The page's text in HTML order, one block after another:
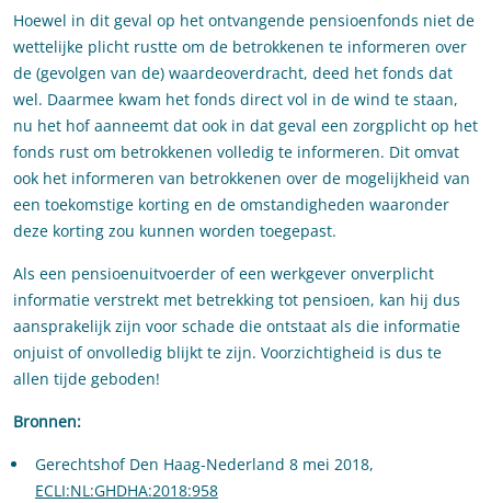
Hoewel in dit geval op het ontvangende pensioenfonds niet de
wettelijke plicht rustte om de betrokkenen te informeren over
de (gevolgen van de) waardeoverdracht, deed het fonds dat
wel. Daarmee kwam het fonds direct vol in de wind te staan,
nu het hof aanneemt dat ook in dat geval een zorgplicht op het
fonds rust om betrokkenen volledig te informeren. Dit omvat
ook het informeren van betrokkenen over de mogelijkheid van
een toekomstige korting en de omstandigheden waaronder
deze korting zou kunnen worden toegepast.
Als een pensioenuitvoerder of een werkgever onverplicht
informatie verstrekt met betrekking tot pensioen, kan hij dus
aansprakelijk zijn voor schade die ontstaat als die informatie
onjuist of onvolledig blijkt te zijn. Voorzichtigheid is dus te
allen tijde geboden!
Bronnen:
Gerechtshof Den Haag-Nederland 8 mei 2018,
ECLI:NL:GHDHA:2018:958